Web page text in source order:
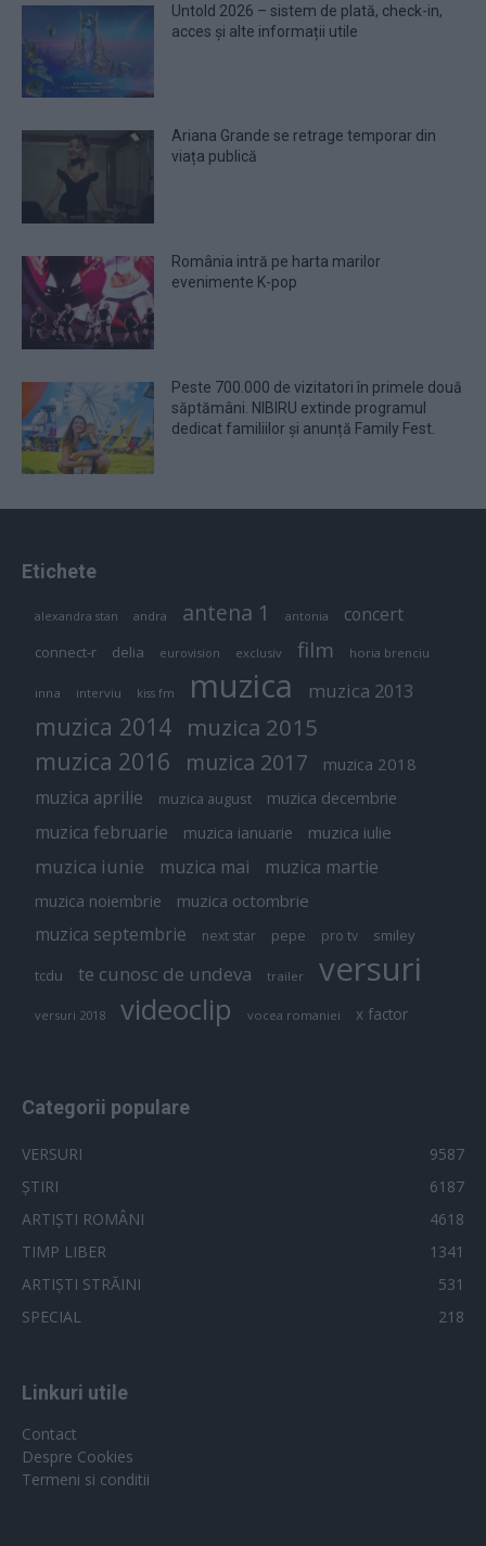
Untold 2026 – sistem de plată, check-in,
acces și alte informații utile
Ariana Grande se retrage temporar din
viața publică
România intră pe harta marilor
evenimente K-pop
Peste 700.000 de vizitatori în primele două
săptămâni. NIBIRU extinde programul
dedicat familiilor și anunță Family Fest.
Etichete
alexandra stan andra antena 1 antonia concert
connect-r delia eurovision exclusiv film horia brenciu
inna interviu kiss fm muzica muzica 2013
muzica 2014 muzica 2015
muzica 2016 muzica 2017 muzica 2018
muzica aprilie muzica august muzica decembrie
muzica februarie muzica ianuarie muzica iulie
muzica iunie muzica mai muzica martie
muzica noiembrie muzica octombrie
muzica septembrie next star pepe pro tv smiley
tcdu te cunosc de undeva trailer versuri
versuri 2018 videoclip vocea romaniei x factor
Categorii populare
VERSURI
9587
ȘTIRI
6187
ARTIȘTI ROMÂNI
4618
TIMP LIBER
1341
ARTIȘTI STRĂINI
531
SPECIAL
218
Linkuri utile
Contact
Despre Cookies
Termeni si conditii